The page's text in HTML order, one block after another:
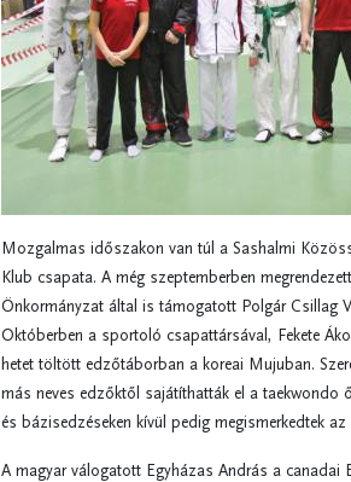
Mozgalmas időszakon van túl a Sashalmi
Klub csapata. A még szeptemberben
Önkormányzat által is támogatott Polgár Csillag
Októberben a sportoló csapattársával, Fekete
hetet töltött edzőtáborban a koreai Mujuban.
más neves edzőktől sajátíthatták el a taekwondo
és bázisedzéseken kívül pedig megismerkedtek
A magyar válogatott Egyházas András a canadai